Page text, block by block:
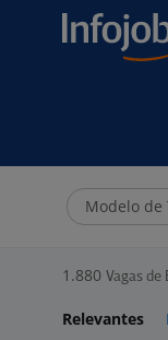
Modelo de
1.880 Vagas de
Relevantes